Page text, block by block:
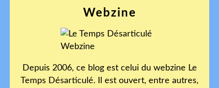
Webzine
Depuis 2006, ce blog est celui du webzine Le
Temps Désarticulé. Il est ouvert, entre autres,